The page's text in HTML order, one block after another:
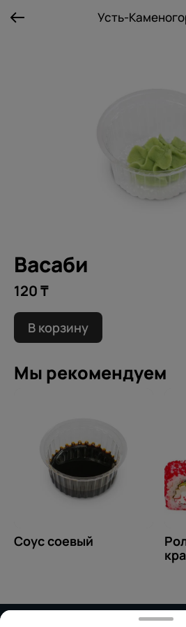
Усть-
Васаби
120 ₸
В корзину
Мы рекомендуем
Соус соевый